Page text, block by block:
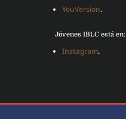
YouVersion.
Jóvenes IBLC está en:
Instagram.